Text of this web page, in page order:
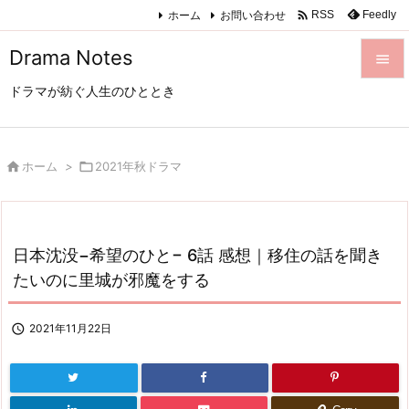
Drama Notes
ドラマが紡ぐ人生のひととき

次へ
検索
ホーム お問い合わせ  RSS Feedly
 ホーム > 2021年秋ドラマ
日本沈没−希望のひと− 6話 感想｜移住の話を聞き
たいのに里城が邪魔をする
 2021年11月22日